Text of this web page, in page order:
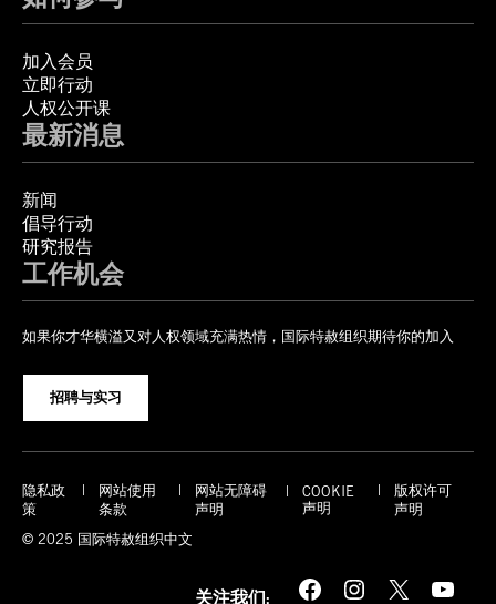
加入会员
立即行动
人权公开课
最新消息
新闻
倡导行动
研究报告
工作机会
如果你才华横溢又对人权领域充满热情，国际特赦组织期待你的加入
招聘与实习
隐私政
策
网站使用
条款
网站无障碍
声明
COOKIE
声明
版权许可
声明
© 2025 国际特赦组织中文
关注我们: Facebook Instagram X YouTube